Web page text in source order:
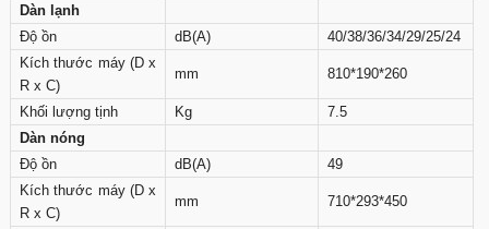
Dàn lạnh
Độ ồn
dB(A)
40/38/36/34/29/25/24
Kích thước máy (D x
R x C)
mm 810*190*260
Khối lượng tịnh Kg
7.5
Dàn nóng
Độ ồn
dB(A)
49
Kích thước máy (D x
R x C)
mm 710*293*450